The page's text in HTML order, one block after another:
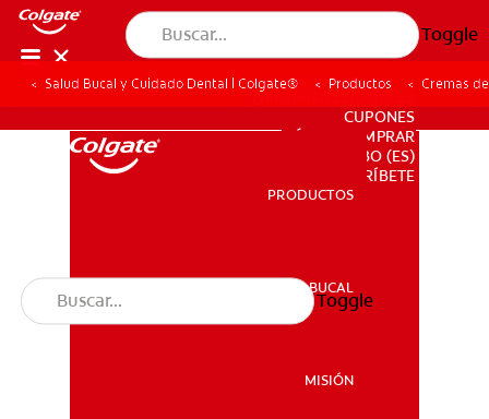
Toggle
PRODUCTOS
SALUD BUCAL
PARA PROFESIONALES
CUPONES
DÓNDE COMPRAR
BO (ES)
SUSCRÍBETE
PRODUCTOS
SALUD BUCAL
MISIÓN
Toggle
Salud Bucal y Cuidado Dental | Colgate® Productos Cremas